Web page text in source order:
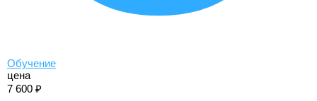
Обучение
цена
7 600